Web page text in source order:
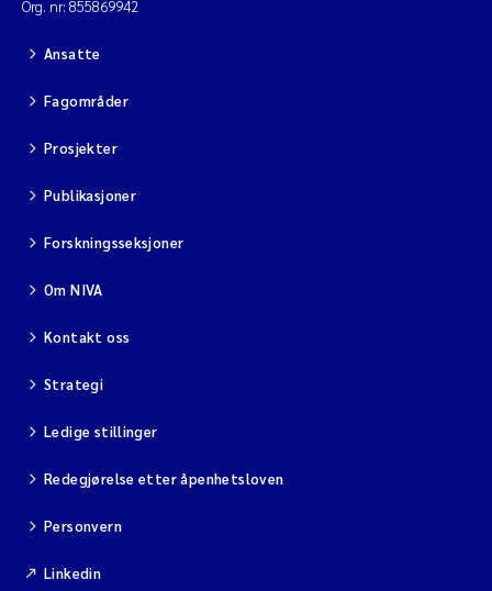
Org. nr: 855869942
Ansatte
Fagområder
Prosjekter
Publikasjoner
Forskningsseksjoner
Om NIVA
Kontakt oss
Strategi
Ledige stillinger
Redegjørelse etter åpenhetsloven
Personvern
Linkedin